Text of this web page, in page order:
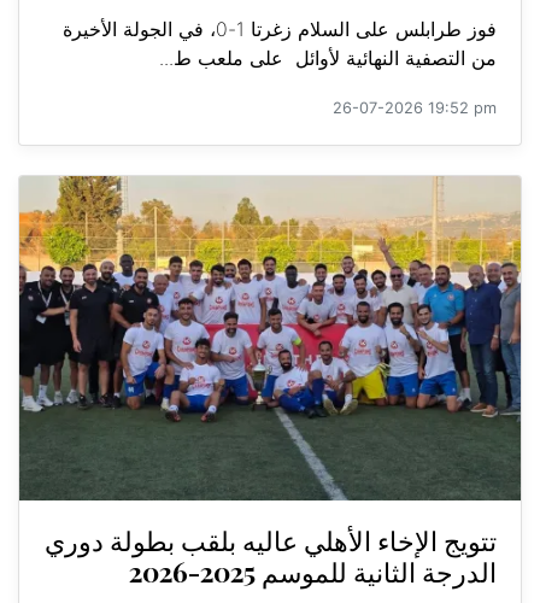
فوز طرابلس على السلام زغرتا 1-0، في الجولة الأخيرة
من التصفية النهائية لأوائل على ملعب ط...
26-07-2026 19:52 pm
تتويج الإخاء الأهلي عاليه بلقب بطولة دوري
الدرجة الثانية للموسم 2025-2026